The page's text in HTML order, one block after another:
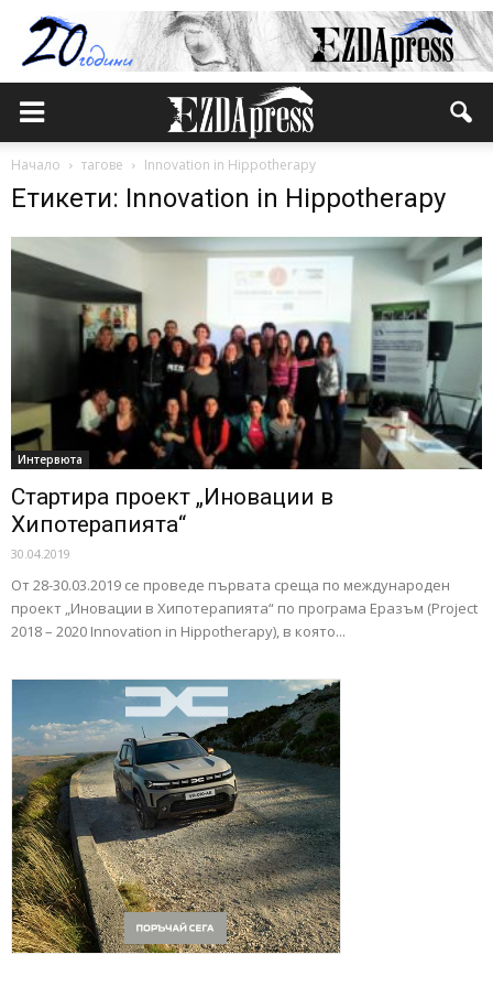
Начало тагове Innovation in Hippotherapy
Етикети: Innovation in Hippotherapy
Интервюта
Стартира проект „Иновации в
Хипотерапията“
30.04.2019
От 28-30.03.2019 се проведе първата среща по международен
проект „Иновации в Хипотерапията“ по програма Еразъм (Project
2018 – 2020 Innovation in Hippotherapy), в която...